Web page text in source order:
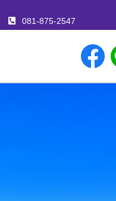
081-875-2547